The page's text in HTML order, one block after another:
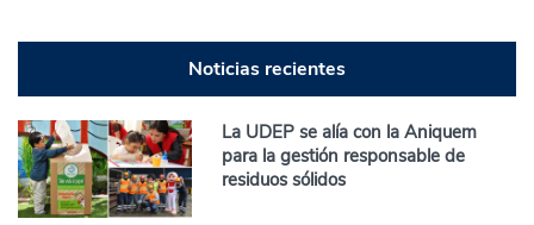
Noticias recientes
La UDEP se alía con la Aniquem
para la gestión responsable de
residuos sólidos